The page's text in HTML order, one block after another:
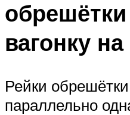
вагонку
Рейки
параллельно